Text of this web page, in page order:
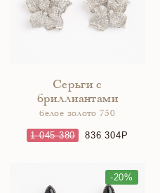
Серьги с
бриллиантами
белое золото 750
1 045 380 836 304
-20%